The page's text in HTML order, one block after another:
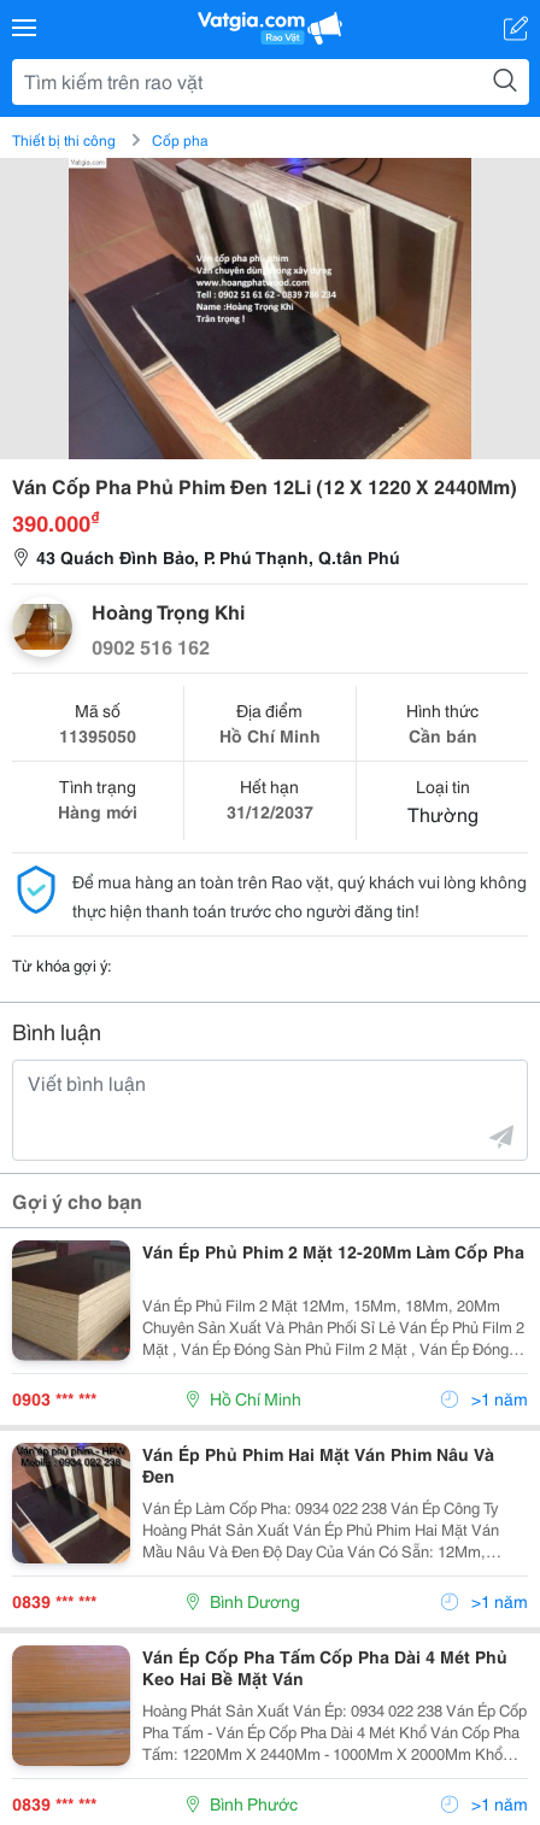
Thiết bị thi công Cốp pha
Ván Cốp Pha Phủ Phim Đen 12Li (12 X 1220 X 2440Mm)
390.000₫
43 Quách Đình Bảo, P. Phú Thạnh, Q.tân Phú
Hoàng Trọng Khi
0902 516 162
Mã số
11395050
Địa điểm
Hồ Chí Minh
Hình thức
Cần bán
Tình trạng
Hàng mới
Hết hạn
31/12/2037
Loại tin
Thường
Để mua hàng an toàn trên Rao vặt, quý khách vui lòng không
thực hiện thanh toán trước cho người đăng tin!
Từ khóa gợi ý:
Bình luận
Gợi ý cho bạn
Ván Ép Phủ Phim 2 Mặt 12-20Mm Làm Cốp Pha
Ván Ép Phủ Film 2 Mặt 12Mm, 15Mm, 18Mm, 20Mm
Chuyên Sản Xuất Và Phân Phối Sỉ Lẻ Ván Ép Phủ Film 2
Mặt , Ván Ép Đóng Sàn Phủ Film 2 Mặt , Ván Ép Đóng
Cốp Pha Xây Dựng, Ván Ép Chống Ẩm Chịu Nước Quy
Cách 12Mm X1220Mmx2440Mm 15Mm X1220Mmx244
0903 *** *** Hồ Chí Minh >1 năm
Ván Ép Phủ Phim Hai Mặt Ván Phim Nâu Và
Đen
Ván Ép Làm Cốp Pha: 0934 022 238 Ván Ép Công Ty
Hoàng Phát Sản Xuất Ván Ép Phủ Phim Hai Mặt Ván
Mầu Nâu Và Đen Độ Day Của Ván Có Sẵn: 12Mm,
15Mm, 18Mm Khổ Ván Chuẩn: 1220Mm X 2440Mm Độ
Ẩm: 10% - 12% Gỗ: Hard Wood, Tạp Cứng - Keo
0839 *** *** Bình Dương >1 năm
Ván Ép Cốp Pha Tấm Cốp Pha Dài 4 Mét Phủ
Keo Hai Bề Mặt Ván
Hoàng Phát Sản Xuất Ván Ép: 0934 022 238 Ván Ép Cốp
Pha Tấm - Ván Ép Cốp Pha Dài 4 Mét Khổ Ván Cốp Pha
Tấm: 1220Mm X 2440Mm - 1000Mm X 2000Mm Khổ
Ván Cốp Pha Dài 4 Mét: 200Mm X 4000Mm Và Đến
600Mm X 4000Mm Độ Dày Ván Ép Cốp Pha Dày 4 M
0839 *** *** Bình Phước >1 năm